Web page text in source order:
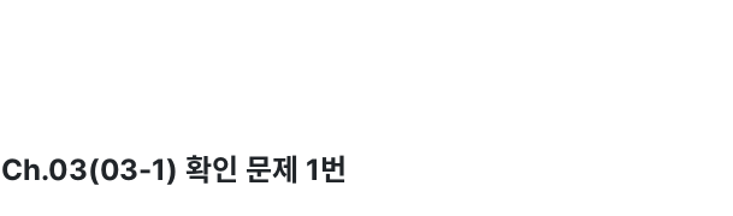
Ch.03(03-1) 확인 문제 1번